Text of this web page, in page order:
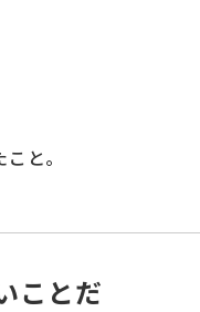
と。
ことだ